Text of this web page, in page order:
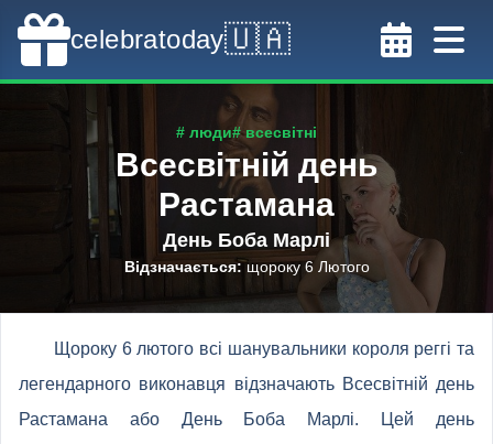
celebratoday🇺🇦
# люди# всесвітні
Всесвітній день
Растамана
День Боба Марлі
Відзначається:щороку 6 Лютого
Щороку 6 лютого всі шанувальники короля реггі та
легендарного виконавця відзначають Всесвітній день
Растамана або День Боба Марлі. Цей день